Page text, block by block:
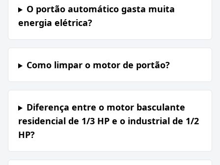
O portão automático gasta muita
energia elétrica?
Como limpar o motor de portão?
Diferença entre o motor basculante
residencial de 1/3 HP e o industrial de 1/2
HP?